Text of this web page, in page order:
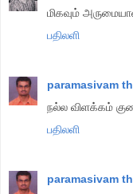
மிகவும்
பதிலளி
paramasivam
நல்ல விளக்கம்
பதிலளி
paramasivam